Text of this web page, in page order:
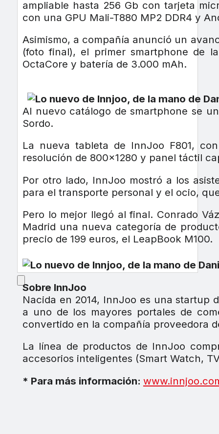
ampliable hasta 256 Gb con tarjeta
con una GPU Mali-T880 MP2 DDR4 y
Asimismo, a compañía anunció un
(foto final), el primer smartphone de
OctaCore y batería de 3.000 mAh.
Al nuevo catálogo de smartphone se
Sordo.
La nueva tableta de InnJoo F801,
resolución de 800×1280 y panel táctil
Por otro lado, InnJoo mostró a los
para el transporte personal y el ocio,
Pero lo mejor llegó al final. Conrado
Madrid una nueva categoría de
precio de 199 euros, el LeapBook M100.
Sobre InnJoo
Nacida en 2014, InnJoo es una startup
a uno de los mayores portales de
convertido en la compañía proveedora
La línea de productos de InnJoo
accesorios inteligentes (Smart Watch,
* Para más información: